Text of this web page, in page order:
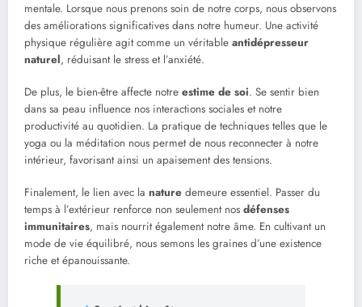
mentale. Lorsque nous prenons soin de notre corps, nous observons
des améliorations significatives dans notre humeur. Une activité
physique régulière agit comme un véritable antidépresseur
naturel, réduisant le stress et l’anxiété.
De plus, le bien-être affecte notre estime de soi. Se sentir bien
dans sa peau influence nos interactions sociales et notre
productivité au quotidien. La pratique de techniques telles que le
yoga ou la méditation nous permet de nous reconnecter à notre
intérieur, favorisant ainsi un apaisement des tensions.
Finalement, le lien avec la nature demeure essentiel. Passer du
temps à l’extérieur renforce non seulement nos défenses
immunitaires, mais nourrit également notre âme. En cultivant un
mode de vie équilibré, nous semons les graines d’une existence
riche et épanouissante.